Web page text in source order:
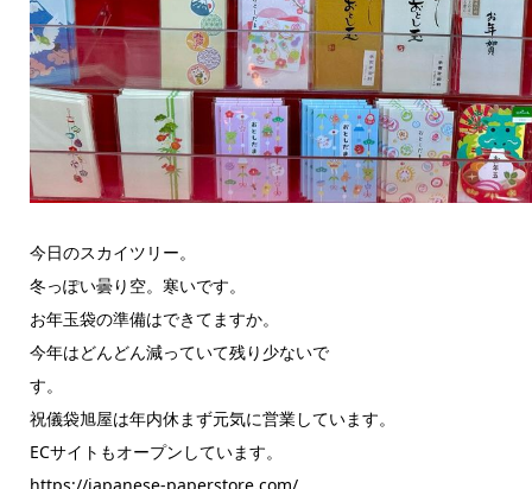
今日のスカイツリー。
冬っぽい曇り空。寒いです。
お年玉袋の準備はできてますか。
今年はどんどん減っていて残り少ないで
す。
祝儀袋旭屋は年内休まず元気に営業しています。
ECサイトもオープンしています。